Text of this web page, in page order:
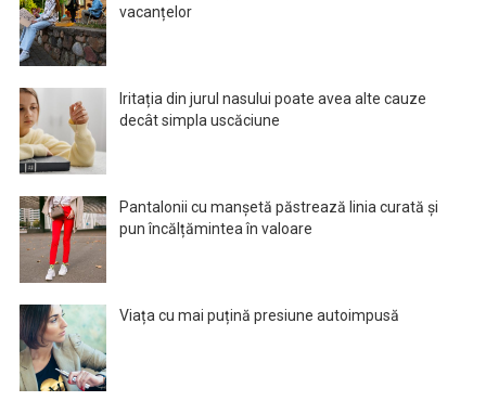
vacanțelor
Iritația din jurul nasului poate avea alte cauze
decât simpla uscăciune
Pantalonii cu manșetă păstrează linia curată și
pun încălțămintea în valoare
Viața cu mai puțină presiune autoimpusă